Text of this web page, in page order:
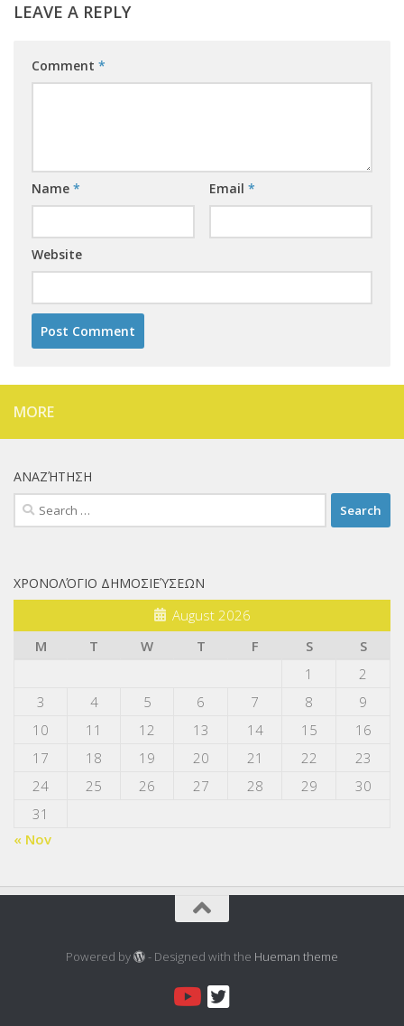
LEAVE A REPLY
Comment *
Name * Email *
Website
MORE
ΑΝΑΖΉΤΗΣΗ
Search
for:
ΧΡΟΝΟΛΌΓΙΟ ΔΗΜΟΣΙΕΎΣΕΩΝ
August 2026
M
T W T F S
S
1
2
3
4 5 6 7 8
9
10
11 12 13 14 15
16
17
18 19 20 21 22
23
24
25 26 27 28 29
30
31
« Nov
Powered by - Designed with the Hueman theme